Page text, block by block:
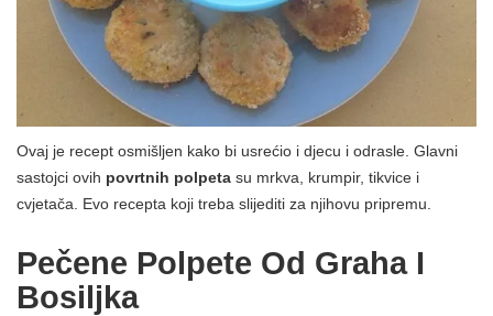
Ovaj je recept osmišljen kako bi usrećio i djecu i odrasle. Glavni
sastojci ovih povrtnih polpeta su mrkva, krumpir, tikvice i
cvjetača. Evo recepta koji treba slijediti za njihovu pripremu.
Pečene Polpete Od Graha I
Bosiljka